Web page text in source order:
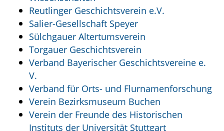
Reutlinger Geschichtsverein e.V.
Salier-Gesellschaft Speyer
Sülchgauer Altertumsverein
Torgauer Geschichtsverein
Verband Bayerischer Geschichtsvereine e.
V.
Verband für Orts- und Flurnamenforschung
Verein Bezirksmuseum Buchen
Verein der Freunde des Historischen
Instituts der Universität Stuttgart